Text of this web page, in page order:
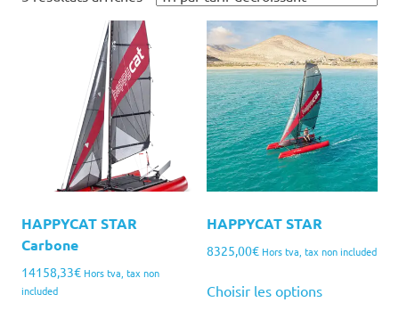
prix
décroissant
HAPPYCAT STAR
Carbone
14158,33€ Hors tva, tax non
included
HAPPYCAT STAR
8325,00€ Hors tva, tax non included
Choisir les options